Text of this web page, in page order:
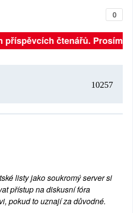
0
čtenářů. Prosíme,
10257
listy jako soukromý server si
přístup na diskusní fóra
pokud to uznají za důvodné.